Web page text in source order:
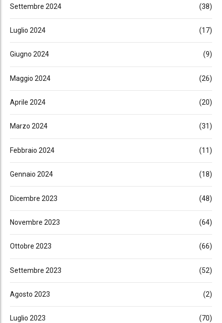
Settembre 2024 (38)
Luglio 2024 (17)
Giugno 2024 (9)
Maggio 2024 (26)
Aprile 2024 (20)
Marzo 2024 (31)
Febbraio 2024 (11)
Gennaio 2024 (18)
Dicembre 2023 (48)
Novembre 2023 (64)
Ottobre 2023 (66)
Settembre 2023 (52)
Agosto 2023 (2)
Luglio 2023 (70)